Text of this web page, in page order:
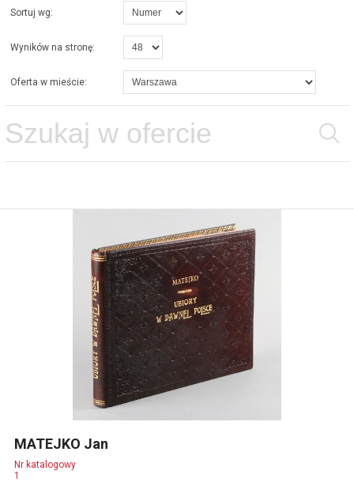
Sortuj wg:
Wyników na stronę:
Oferta w mieście:
MATEJKO Jan
Nr katalogowy
1